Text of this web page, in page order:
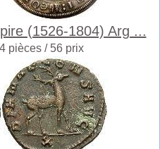
(1526-1804) Arg ...
pièces / 56 prix